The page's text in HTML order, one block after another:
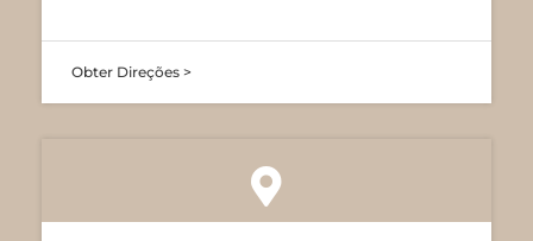
Obter Direções >